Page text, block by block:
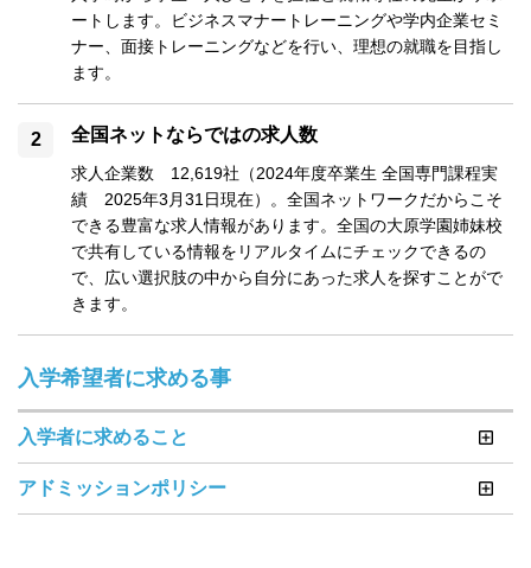
ートします。ビジネスマナートレーニングや学内企業セミ
ナー、面接トレーニングなどを行い、理想の就職を目指し
ます。
全国ネットならではの求人数
求人企業数　12,619社（2024年度卒業生 全国専門課程実
績　2025年3月31日現在）。全国ネットワークだからこそ
できる豊富な求人情報があります。全国の大原学園姉妹校
で共有している情報をリアルタイムにチェックできるの
で、広い選択肢の中から自分にあった求人を探すことがで
きます。
入学希望者に求める事
入学者に求めること
アドミッションポリシー